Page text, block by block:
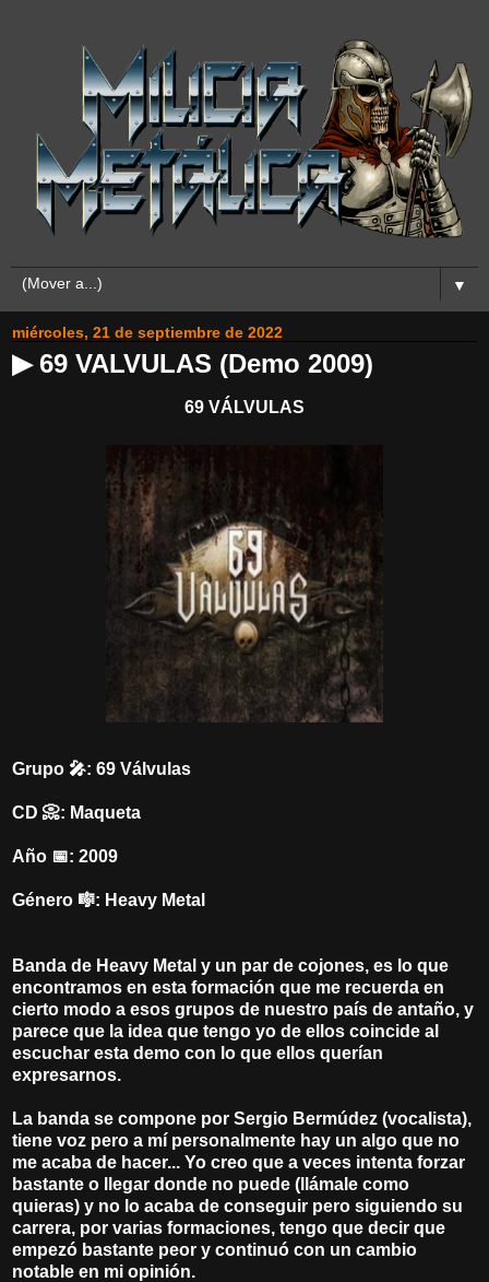
▼
miércoles, 21 de septiembre de 2022
▶ 69 VALVULAS (Demo 2009)
69 VÁLVULAS
Grupo 🎤: 69 Válvulas
CD 📀: Maqueta
Año 📅: 2009
Género 🎼: Heavy Metal
Banda de Heavy Metal y un par de cojones, es lo que
encontramos en esta formación que me recuerda en
cierto modo a esos grupos de nuestro país de antaño, y
parece que la idea que tengo yo de ellos coincide al
escuchar esta demo con lo que ellos querían
expresarnos.
La banda se compone por Sergio Bermúdez (vocalista),
tiene voz pero a mí personalmente hay un algo que no
me acaba de hacer... Yo creo que a veces intenta forzar
bastante o llegar donde no puede (llámale como
quieras) y no lo acaba de conseguir pero siguiendo su
carrera, por varias formaciones, tengo que decir que
empezó bastante peor y continuó con un cambio
notable en mi opinión.